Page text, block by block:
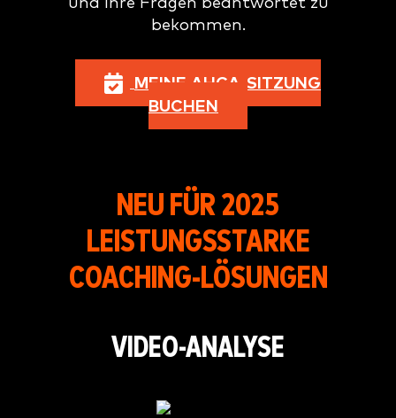
bekommen.
MEINE AHCA-SITZUNG
BUCHEN
NEU FÜR 2025
LEISTUNGSSTARKE
COACHING-LÖSUNGEN
VIDEO-ANALYSE